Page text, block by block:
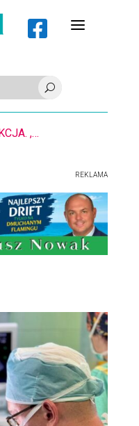
 a
U
PIŁKA RĘCZNA. Nowa bramkarka Szczypiorna. Grała w Norwegii
REKLAMA